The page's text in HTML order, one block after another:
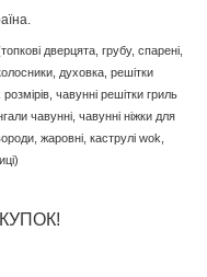
дверцята, грубу, спарені,
духовка, решітки
чавунні решітки гриль
чавунні, чавунні ніжки для
жаровні, каструлі wok,